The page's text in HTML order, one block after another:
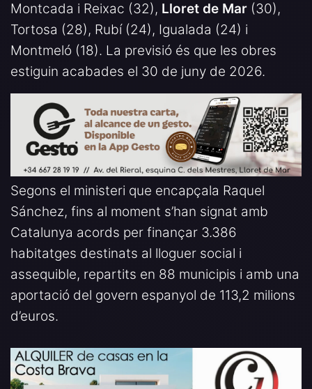
Montcada i Reixac (32), Lloret de Mar (30),
Tortosa (28), Rubí (24), Igualada (24) i
Montmeló (18). La previsió és que les obres
estiguin acabades el 30 de juny de 2026.
Segons el ministeri que encapçala Raquel
Sánchez, fins al moment s’han signat amb
Catalunya acords per finançar 3.386
habitatges destinats al lloguer social i
assequible, repartits en 88 municipis i amb una
aportació del govern espanyol de 113,2 milions
d’euros.